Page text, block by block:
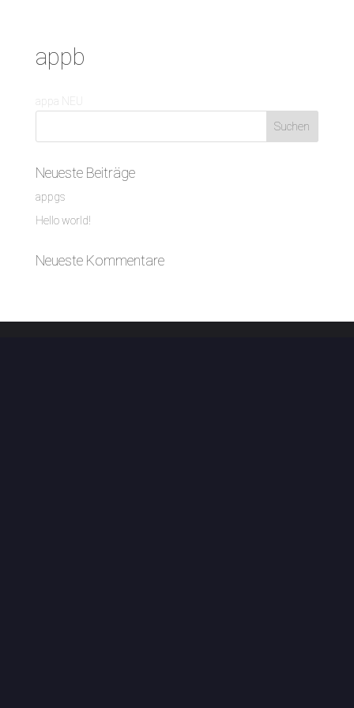
appb
appa NEU
Neueste Beiträge
appgs
Hello world!
Neueste Kommentare